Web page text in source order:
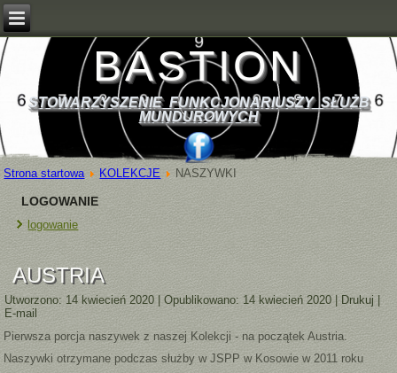
BASTION
STOWARZYSZENIE FUNKCJONARIUSZY SŁUŻB
MUNDUROWYCH
Strona startowa KOLEKCJE NASZYWKI
LOGOWANIE
logowanie
AUSTRIA
Utworzono: 14 kwiecień 2020 |Opublikowano: 14 kwiecień 2020 | Drukuj
E-mail
Pierwsza porcja naszywek z naszej Kolekcji - na początek Austria.
Naszywki otrzymane podczas służby w JSPP w Kosowie w 2011 roku